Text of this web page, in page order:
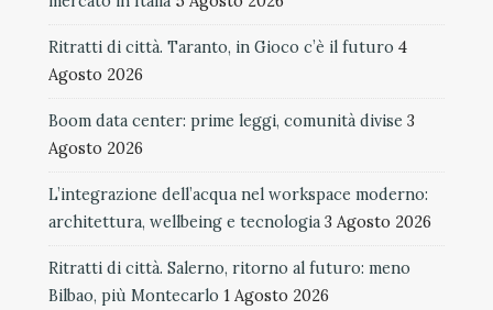
Ritratti di città. Taranto, in Gioco c’è il futuro 4
Agosto 2026
Boom data center: prime leggi, comunità divise 3
Agosto 2026
L’integrazione dell’acqua nel workspace moderno:
architettura, wellbeing e tecnologia 3 Agosto 2026
Ritratti di città. Salerno, ritorno al futuro: meno
Bilbao, più Montecarlo 1 Agosto 2026